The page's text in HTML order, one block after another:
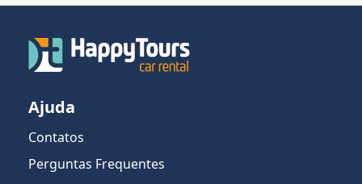
Ajuda
Contatos
Perguntas Frequentes